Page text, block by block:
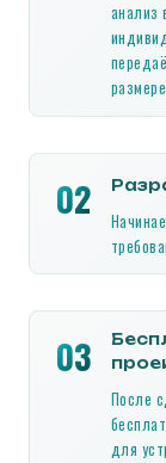
анализ
02
03
После
для